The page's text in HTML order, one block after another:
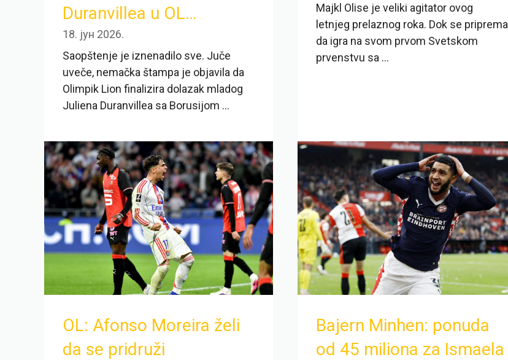
Duranvillea u OL…
18. јун 2026.
Saopštenje je iznenadilo sve. Juče
uveče, nemačka štampa je objavila da
Olimpik Lion finalizira dolazak mladog
Juliena Duranvillea sa Borusijom ...
Majkl Olise je veliki agitator ovog
letnjeg prelaznog roka. Dok se priprema
da igra na svom prvom Svetskom
prvenstvu sa ...
OL: Afonso Moreira želi
da se pridruži
Bajern Minhen: ponuda
od 45 miliona za Ismaela